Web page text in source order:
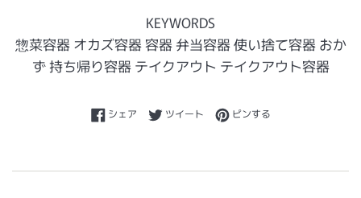
KEYWORDS
惣菜容器 オカズ容器 容器 弁当容器 使い捨て容器 おか
ず 持ち帰り容器 テイクアウト テイクアウト容器
シェアFacebookでシェアする
ツイートTwitterに投稿する
ピンするPinterestでピンする